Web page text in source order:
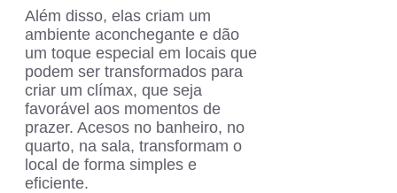
Além disso, elas criam um
ambiente aconchegante e dão
um toque especial em locais que
podem ser transformados para
criar um clímax, que seja
favorável aos momentos de
prazer. Acesos no banheiro, no
quarto, na sala, transformam o
local de forma simples e
eficiente.